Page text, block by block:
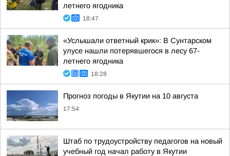
летнего ягодника
18:47
«Услышали ответный крик»: В Сунтарском
улусе нашли потерявшегося в лесу 67-
летнего ягодника
18:28
Прогноз погоды в Якутии на 10 августа
17:54
Штаб по трудоустройству педагогов на новый
учебный год начал работу в Якутии